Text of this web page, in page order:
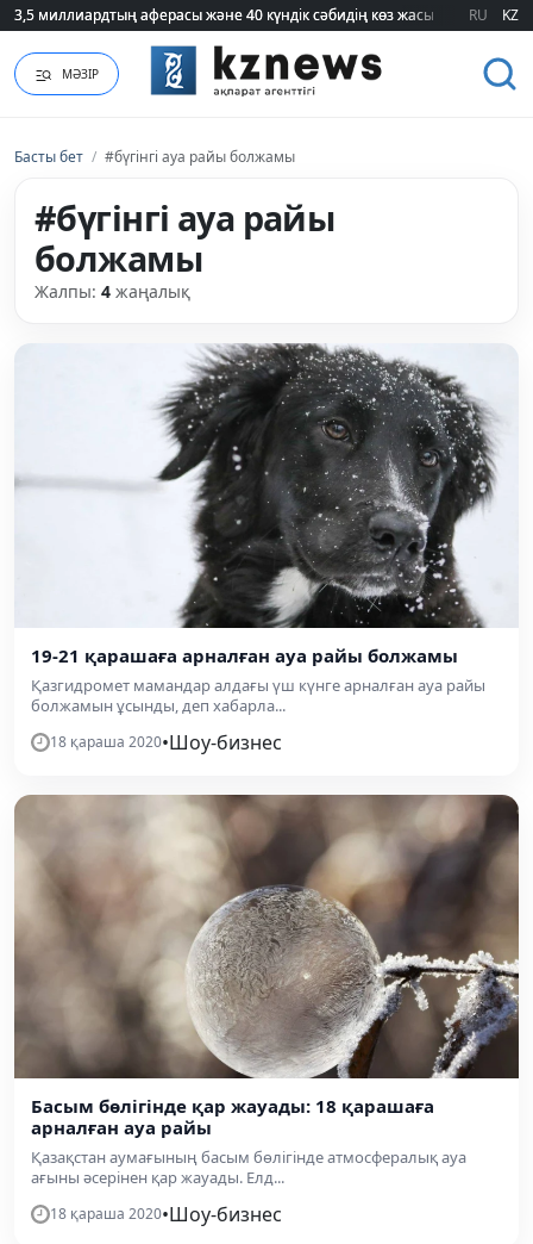
3,5 миллиардтың аферасы және 40 күндік сәбидің көз жасы:
3,5 миллиардтың аферасы және 40 күндік сәбидің көз жасы: RU KZ
МӘЗІР
Басты бет / #бүгінгі ауа райы болжамы
#бүгінгі ауа райы
болжамы
Жалпы: 4 жаңалық
19-21 қарашаға арналған ауа райы болжамы
Қазгидромет мамандар алдағы үш күнге арналған ауа райы
болжамын ұсынды, деп хабарла...
18 қараша 2020•Шоу-бизнес
Басым бөлігінде қар жауады: 18 қарашаға
арналған ауа райы
Қазақстан аумағының басым бөлігінде атмосфералық ауа
ағыны әсерінен қар жауады. Елд...
18 қараша 2020•Шоу-бизнес